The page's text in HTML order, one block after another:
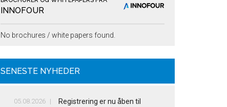
INNOFOUR
No brochures / white papers found.
SENESTE NYHEDER
05.08.2026
Registrering er nu åben til